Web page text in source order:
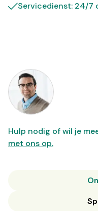
Servicedienst: 24/7
Hulp nodig of wil je
met ons op.